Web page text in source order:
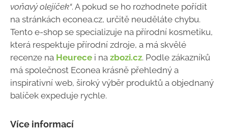
voňavý olejíček“. A pokud se ho rozhodnete pořídit
na stránkách econea.cz, určitě neuděláte chybu.
Tento e-shop se specializuje na přírodní kosmetiku,
která respektuje přírodní zdroje, a má skvělé
recenze na Heurece i na zbozi.cz. Podle zákazníků
má společnost Econea krásně přehledný a
inspirativní web, široký výběr produktů a objednaný
balíček expeduje rychle.
Více informací